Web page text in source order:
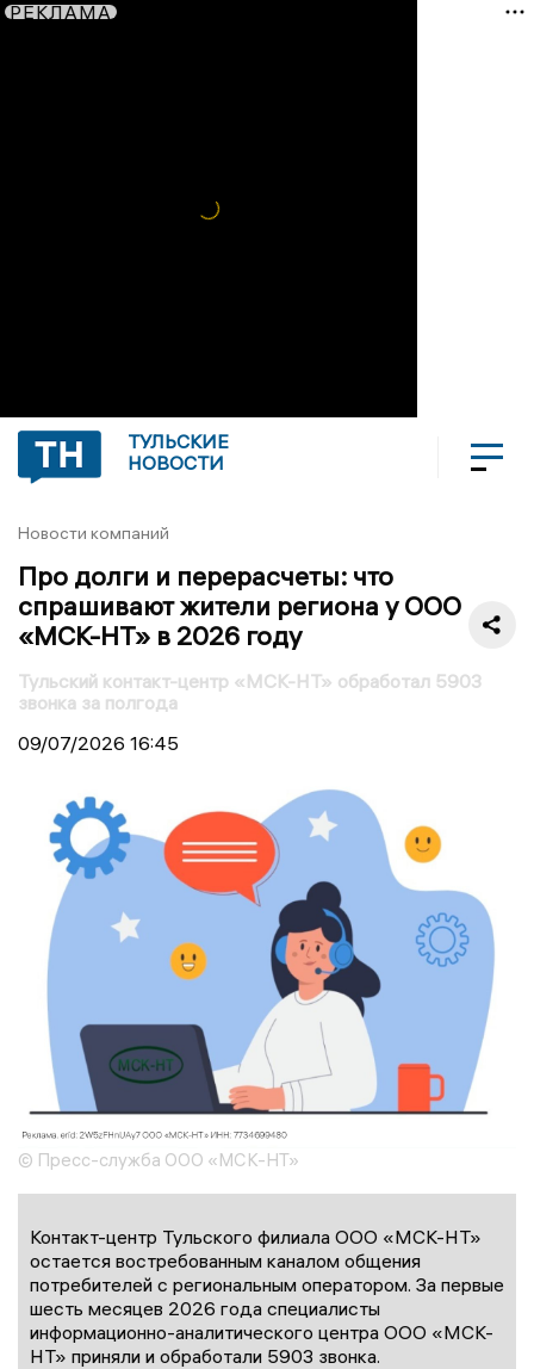
РЕКЛАМА
ТУЛЬСКИЕ
НОВОСТИ
Новости компаний
Про долги и перерасчеты: что
спрашивают жители региона у ООО
«МСК-НТ» в 2026 году
Тульский контакт-центр «МСК-НТ» обработал 5903
звонка за полгода
09/07/2026 16:45
© Пресс-служба ООО «МСК-НТ»
Контакт-центр Тульского филиала ООО «МСК-НТ»
остается востребованным каналом общения
потребителей с региональным оператором. За первые
шесть месяцев 2026 года специалисты
информационно-аналитического центра ООО «МСК-
НТ» приняли и обработали 5903 звонка.